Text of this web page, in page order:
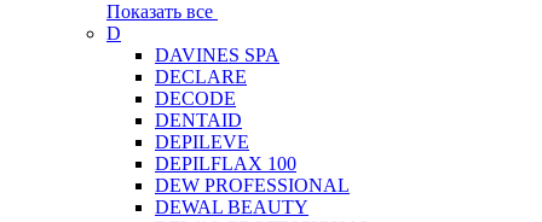
Показать все
D
DAVINES SPA
DECLARE
DECODE
DENTAID
DEPILEVE
DEPILFLAX 100
DEW PROFESSIONAL
DEWAL BEAUTY